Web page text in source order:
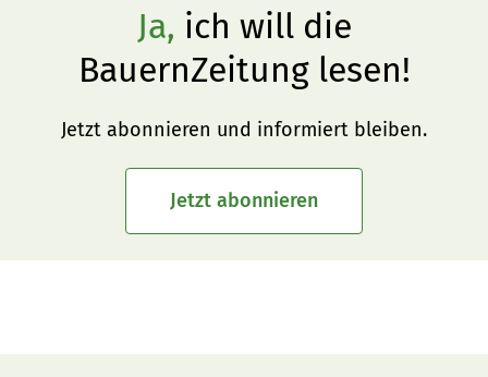
Ja, ich will die
BauernZeitung lesen!
Jetzt abonnieren und informiert bleiben.
Jetzt abonnieren